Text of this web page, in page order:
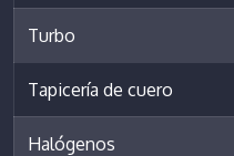
Turbo
Tapicería de cuero
Halógenos